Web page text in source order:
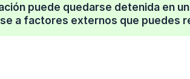
puede quedarse detenida en
a factores externos que puedes